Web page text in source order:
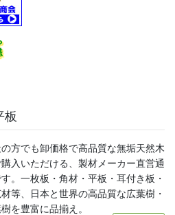
板
方でも卸価格で高品質な無垢天然木
入いただける、製材メーカー直営通
。一枚板・角材・平板・耳付き板・
等、日本と世界の高品質な広葉樹・
を豊富に品揃え。